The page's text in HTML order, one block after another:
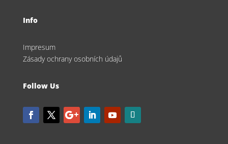
Info
Impresum
Zásady ochrany osobních údajů
Follow Us